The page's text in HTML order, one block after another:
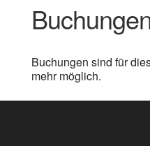
Buchungen sind für
mehr möglich.